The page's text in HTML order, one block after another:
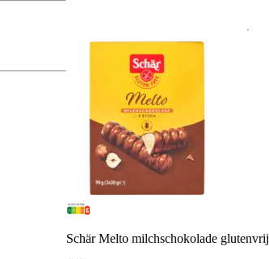
Schär Melto milchschokolade glutenvrij